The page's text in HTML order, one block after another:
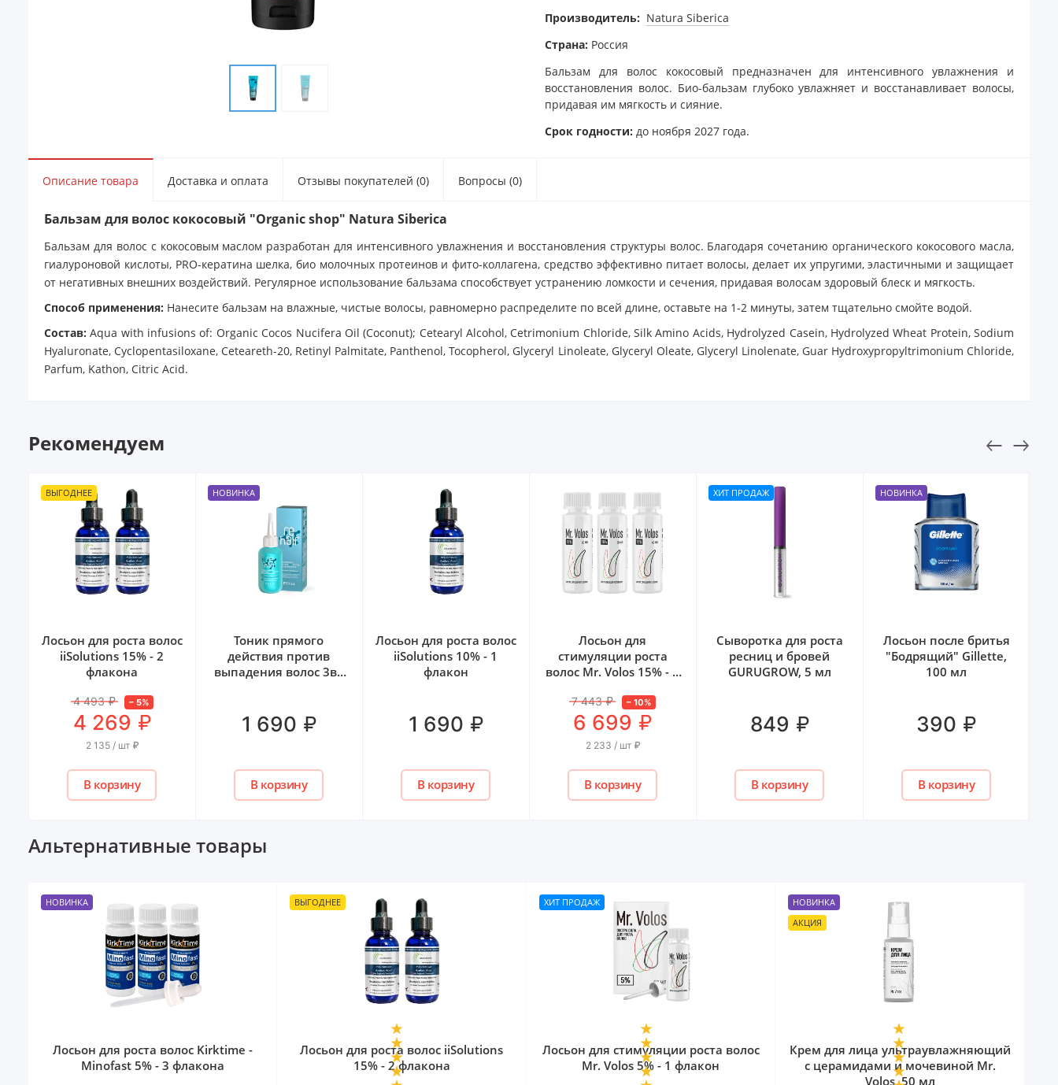
Производитель: Natura Siberica
Страна: Россия
Бальзам для волос кокосовый предназначен для интенсивного увлажнения и
восстановления волос. Био-бальзам глубоко увлажняет и восстанавливает волосы,
придавая им мягкость и сияние.
Срок годности: до ноября 2027 года.
Описание товара Доставка и оплата Отзывы покупателей (0) Вопросы (0)
Бальзам для волос кокосовый "Organic shop" Natura Siberica
Бальзам для волос с кокосовым маслом разработан для интенсивного увлажнения и восстановления структуры волос. Благодаря сочетанию органического кокосового масла,
гиалуроновой кислоты, PRO-кератина шелка, био молочных протеинов и фито-коллагена, средство эффективно питает волосы, делает их упругими, эластичными и защищает
от негативных внешних воздействий. Регулярное использование бальзама способствует устранению ломкости и сечения, придавая волосам здоровый блеск и мягкость.
Способ применения: Нанесите бальзам на влажные, чистые волосы, равномерно распределите по всей длине, оставьте на 1-2 минуты, затем тщательно смойте водой.
Состав: Aqua with infusions of: Organic Cocos Nucifera Oil (Coconut); Cetearyl Alcohol, Cetrimonium Chloride, Silk Amino Acids, Hydrolyzed Casein, Hydrolyzed Wheat Protein, Sodium
Hyaluronate, Cyclopentasiloxane, Ceteareth-20, Retinyl Palmitate, Panthenol, Tocopherol, Glyceryl Linoleate, Glyceryl Oleate, Glyceryl Linolenate, Guar Hydroxypropyltrimonium Chloride,
Parfum, Kathon, Citric Acid.
Рекомендуем
ВЫГОДНЕЕ
Лосьон для роста волос
iiSolutions 15% - 2
флакона
4 493 ₽ – 5%
4 269 ₽
2 135 / шт ₽
В корзину
НОВИНКА
Тоник прямого
действия против
выпадения волос 3в1
1 690 ₽
В корзину
Лосьон для роста волос
iiSolutions 10% - 1
флакон
1 690 ₽
В корзину
Лосьон для
стимуляции роста
волос Mr. Volos 15% - 3
7 443 ₽ – 10%
6 699 ₽
2 233 / шт ₽
В корзину
ХИТ ПРОДАЖ
Сыворотка для роста
ресниц и бровей
GURUGROW, 5 мл
849 ₽
В корзину
НОВИНКА
Лосьон после бритья
"Бодрящий" Gillette,
100 мл
390 ₽
В корзину
Альтернативные товары
НОВИНКА
Лосьон для роста волос Kirktime -
Minofast 5% - 3 флакона
ВЫГОДНЕЕ
Лосьон для роста волос iiSolutions
15% - 2 флакона
ХИТ ПРОДАЖ
Лосьон для стимуляции роста волос
Mr. Volos 5% - 1 флакон
НОВИНКА
АКЦИЯ
Крем для лица ультраувлажняющий
с церамидами и мочевиной Mr.
Volos, 50 мл